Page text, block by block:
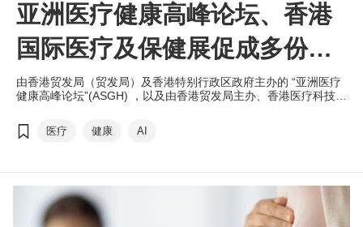
亚洲医疗健康高峰论坛、香港
国际医疗及保健展促成多份跨
地域合作协议
由香港贸发局（贸发局）及香港特别行政区政府主办的 “亚洲医疗
健康高峰论坛”(ASGH) ，以及由香港贸发局主办、香港医疗科技协
“国际医疗健康周”的两大旗舰活动，促成逾千场投资及商贸配对会
议，以及多份合作协议， 助力医药企业 “出海”。
医疗 健康 AI